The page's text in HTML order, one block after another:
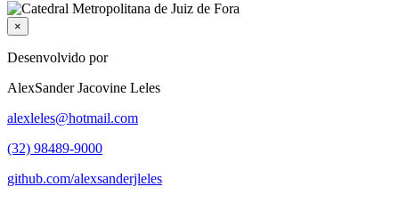
×
Desenvolvido por
AlexSander Jacovine Leles
alexleles@hotmail.com
(32) 98489-9000
github.com/alexsanderjleles